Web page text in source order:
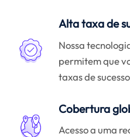
Alta taxa de
Nossa
permitem que
taxas de
Cobertura
Acesso a uma